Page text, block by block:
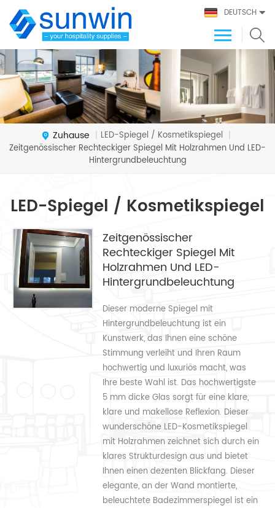
DEUTSCH
Zuhause | LED-Spiegel / Kosmetikspiegel |
Zeitgenössischer Rechteckiger Spiegel Mit Holzrahmen Und LED-
Hintergrundbeleuchtung
LED-Spiegel / Kosmetikspiegel
Zeitgenössischer
Rechteckiger Spiegel Mit
Holzrahmen Und LED-
Hintergrundbeleuchtung
Dieser moderne Spiegel mit
Hintergrundbeleuchtung ist ein
Kunstwerk, das Ihnen eine schöne
Stimmung verleiht und Ihren Raum
hochwertig und luxuriös macht, was
Ihre beste Wahl ist. Das hochwertigste
5 mm dicke Glas sorgt für eine klare,
klare und makellose Reflexion. Dieser
wunderschöne LED-Kosmetikspiegel
mit Holzrahmen zeichnet sich durch ein
klares Strukturdesign aus und bietet
Ihnen einen dezenten Blickfang. Dieser
elegante, an der Wand montierte,
beleuchtete Badezimmerspiegel ist ein